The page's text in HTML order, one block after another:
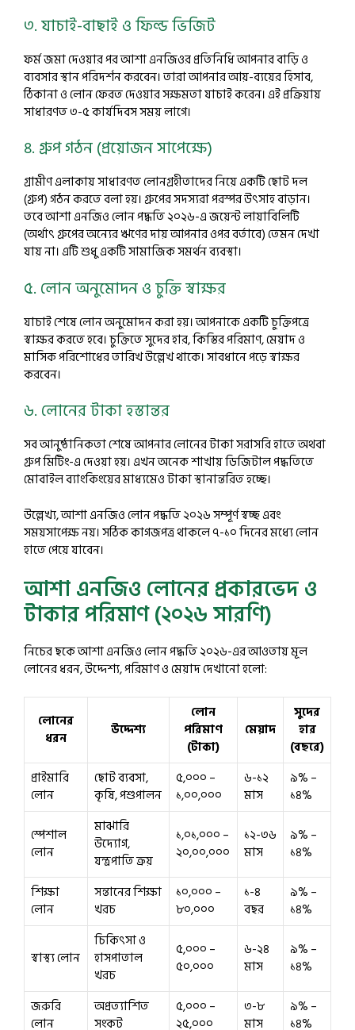
৩. যাচাই-বাছাই ও ফিল্ড ভিজিট
ফর্ম জমা দেওয়ার পর আশা এনজিওর প্রতিনিধি আপনার বাড়ি ও
ব্যবসার স্থান পরিদর্শন করবেন। তারা আপনার আয়-ব্যয়ের হিসাব,
ঠিকানা ও লোন ফেরত দেওয়ার সক্ষমতা যাচাই করেন। এই প্রক্রিয়ায়
সাধারণত ৩-৫ কার্যদিবস সময় লাগে।
৪. গ্রুপ গঠন (প্রয়োজন সাপেক্ষে)
গ্রামীণ এলাকায় সাধারণত লোনগ্রহীতাদের নিয়ে একটি ছোট দল
(গ্রুপ) গঠন করতে বলা হয়। গ্রুপের সদস্যরা পরস্পর উৎসাহ বাড়ান।
তবে আশা এনজিও লোন পদ্ধতি ২০২৬-এ জয়েন্ট লায়াবিলিটি
(অর্থাৎ গ্রুপের অন্যের ঋণের দায় আপনার ওপর বর্তাবে) তেমন দেখা
যায় না। এটি শুধু একটি সামাজিক সমর্থন ব্যবস্থা।
৫. লোন অনুমোদন ও চুক্তি স্বাক্ষর
যাচাই শেষে লোন অনুমোদন করা হয়। আপনাকে একটি চুক্তিপত্রে
স্বাক্ষর করতে হবে। চুক্তিতে সুদের হার, কিস্তির পরিমাণ, মেয়াদ ও
মাসিক পরিশোধের তারিখ উল্লেখ থাকে। সাবধানে পড়ে স্বাক্ষর
করবেন।
৬. লোনের টাকা হস্তান্তর
সব আনুষ্ঠানিকতা শেষে আপনার লোনের টাকা সরাসরি হাতে অথবা
গ্রুপ মিটিং-এ দেওয়া হয়। এখন অনেক শাখায় ডিজিটাল পদ্ধতিতে
মোবাইল ব্যাংকিংয়ের মাধ্যমেও টাকা স্থানান্তরিত হচ্ছে।
উল্লেখ্য, আশা এনজিও লোন পদ্ধতি ২০২৬ সম্পূর্ণ স্বচ্ছ এবং
সময়সাপেক্ষ নয়। সঠিক কাগজপত্র থাকলে ৭-১০ দিনের মধ্যে লোন
হাতে পেয়ে যাবেন।
আশা এনজিও লোনের প্রকারভেদ ও
টাকার পরিমাণ (২০২৬ সারণি)
নিচের ছকে আশা এনজিও লোন পদ্ধতি ২০২৬-এর আওতায় মূল
লোনের ধরন, উদ্দেশ্য, পরিমাণ ও মেয়াদ দেখানো হলো:
লোনের
ধরন
উদ্দেশ্য
লোন
পরিমাণ
(টাকা)
মেয়াদ
সুদের
হার
(বছরে)
প্রাইমারি
লোন
ছোট ব্যবসা,
কৃষি, পশুপালন
৫,০০০ –
১,০০,০০০
৬-১২
মাস
৯% –
১৪%
স্পেশাল
লোন
মাঝারি
উদ্যোগ,
যন্ত্রপাতি ক্রয়
১,০১,০০০ –
২০,০০,০০০
১২-৩৬
মাস
৯% –
১৪%
শিক্ষা
লোন
সন্তানের শিক্ষা
খরচ
১০,০০০ –
৮০,০০০
১-৪
বছর
৯% –
১৪%
স্বাস্থ্য লোন
চিকিৎসা ও
হাসপাতাল
খরচ
৫,০০০ –
৫০,০০০
৬-২৪
মাস
৯% –
১৪%
জরুরি
লোন
অপ্রত্যাশিত
সংকট
৫,০০০ –
২৫,০০০
৩-৮
মাস
৯% –
১৪%